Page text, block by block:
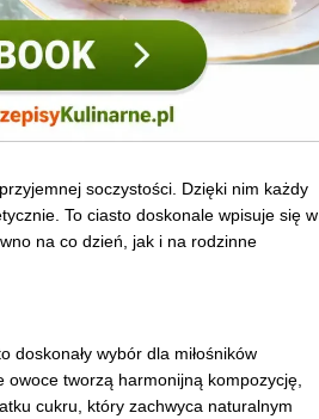
soczystości. Dzięki nim każdy
To ciasto doskonale wpisuje się w
na co dzień, jak i na rodzinne
doskonały wybór dla miłośników
tworzą harmonijną kompozycję,
cukru, który zachwyca naturalnym